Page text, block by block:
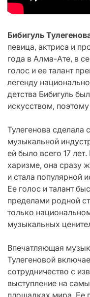
Бибигуль
певица, актриса и
года в Алма-Ате, в
голос и ее талант
легенду
детства Бибигуль
искусством,
Тулегенова сделала
музыкальной
ей было всего 17
харизме, она сразу
и стала популярной
Ее голос и талант
пределами родной
только
музыкальных
Впечатляющая
Тулегеновой
сотрудничество с
выступление на
площадках мира. Ее